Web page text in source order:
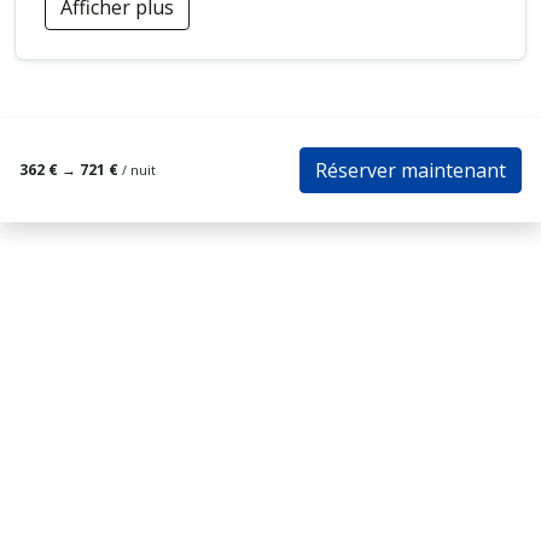
Afficher plus
362 € → 721 € / nuit Réserver maintenant